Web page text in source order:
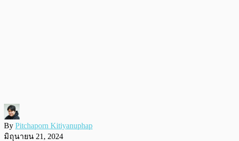
By Pitchaporn Kitiyanuphap
มิถุนายน 21, 2024